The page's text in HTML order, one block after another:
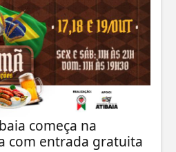
começa na
com entrada gratuita